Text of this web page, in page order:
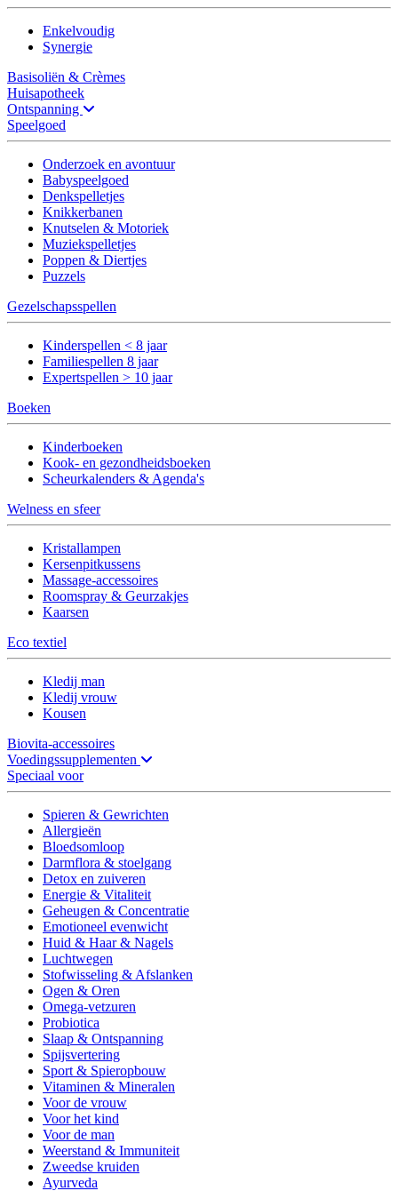
Enkelvoudig
Synergie
Basisoliën & Crèmes
Huisapotheek
Ontspanning
Speelgoed
Onderzoek en avontuur
Babyspeelgoed
Denkspelletjes
Knikkerbanen
Knutselen & Motoriek
Muziekspelletjes
Poppen & Diertjes
Puzzels
Gezelschapsspellen
Kinderspellen < 8 jaar
Familiespellen 8 jaar
Expertspellen > 10 jaar
Boeken
Kinderboeken
Kook- en gezondheidsboeken
Scheurkalenders & Agenda's
Welness en sfeer
Kristallampen
Kersenpitkussens
Massage-accessoires
Roomspray & Geurzakjes
Kaarsen
Eco textiel
Kledij man
Kledij vrouw
Kousen
Biovita-accessoires
Voedingssupplementen
Speciaal voor
Spieren & Gewrichten
Allergieën
Bloedsomloop
Darmflora & stoelgang
Detox en zuiveren
Energie & Vitaliteit
Geheugen & Concentratie
Emotioneel evenwicht
Huid & Haar & Nagels
Luchtwegen
Stofwisseling & Afslanken
Ogen & Oren
Omega-vetzuren
Probiotica
Slaap & Ontspanning
Spijsvertering
Sport & Spieropbouw
Vitaminen & Mineralen
Voor de vrouw
Voor het kind
Voor de man
Weerstand & Immuniteit
Zweedse kruiden
Ayurveda